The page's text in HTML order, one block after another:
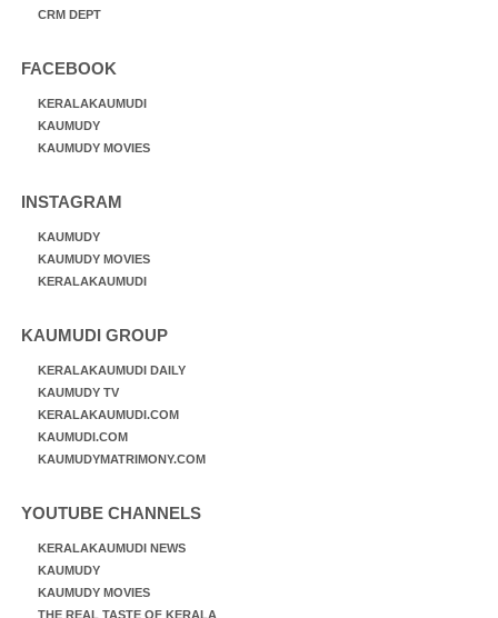
CRM DEPT
FACEBOOK
KERALAKAUMUDI
KAUMUDY
KAUMUDY MOVIES
INSTAGRAM
KAUMUDY
KAUMUDY MOVIES
KERALAKAUMUDI
KAUMUDI GROUP
KERALAKAUMUDI DAILY
KAUMUDY TV
KERALAKAUMUDI.COM
KAUMUDI.COM
KAUMUDYMATRIMONY.COM
YOUTUBE CHANNELS
KERALAKAUMUDI NEWS
KAUMUDY
KAUMUDY MOVIES
THE REAL TASTE OF KERALA